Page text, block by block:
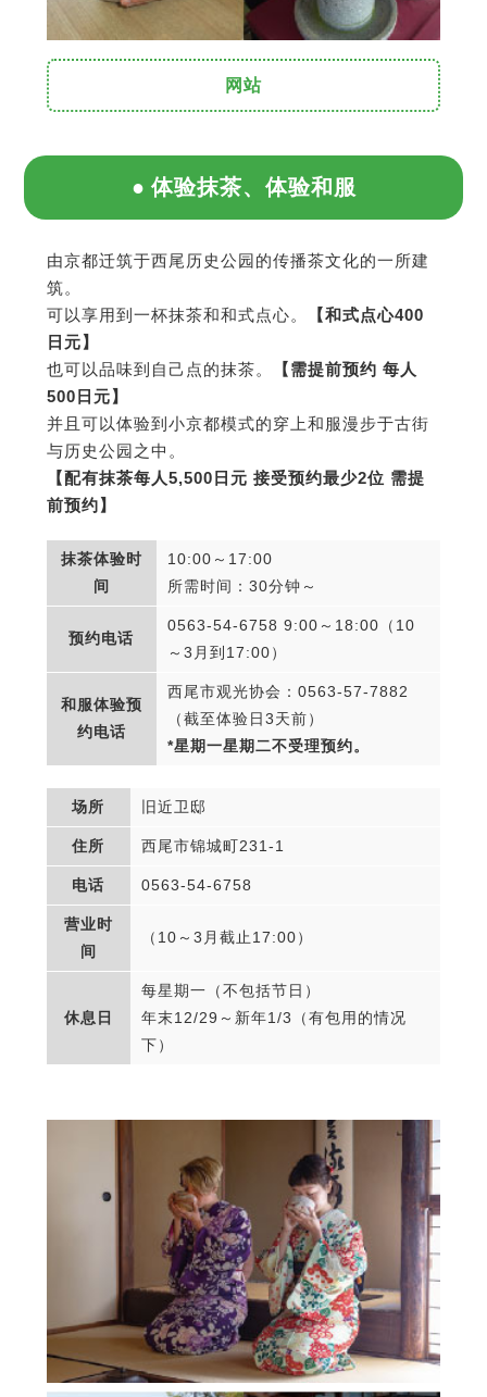
网站
体验抹茶、体验和服
由京都迁筑于西尾历史公园的传播茶文化的一所建
筑。
可以享用到一杯抹茶和和式点心。
【和式点心400
日元】
也可以品味到自己点的抹茶。
【需提前预约 每人
500日元】
并且可以体验到小京都模式的穿上和服漫步于古街
与历史公园之中。
【配有抹茶每人5,500日元 接受预约最少2位 需提
前预约】
抹茶体验时
间
10:00～17:00
所需时间：30分钟～
预约电话
0563-54-6758 9:00～18:00（10
～3月到17:00）
和服体验预
约电话
西尾市观光协会：0563-57-7882
（截至体验日3天前）
*星期一星期二不受理预约。
场所 旧近卫邸
住所 西尾市锦城町231-1
电话 0563-54-6758
营业时
间
（10～3月截止17:00）
休息日
每星期一（不包括节日）
年末12/29～新年1/3（有包用的情况
下）